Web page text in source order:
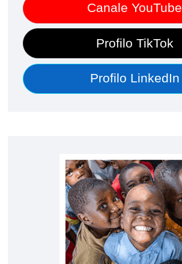
Canale YouTube
Profilo TikTok
Profilo LinkedIn